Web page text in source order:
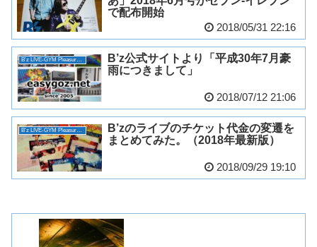
で配布開始
2018/05/31 22:16
B'z LIVE-GYM Pleasure 2018 -HINOTORI-
B’z公式サイトより「平成30年7月豪
雨につきまして」
2018/07/12 21:06
B’zのライブのチケット代金の変遷を
まとめてみた。（2018年最新版）
2018/09/29 19:10